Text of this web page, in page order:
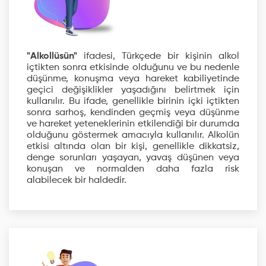
"Alkollüsün" ifadesi, Türkçede bir kişinin alkol
içtikten sonra etkisinde olduğunu ve bu nedenle
düşünme, konuşma veya hareket kabiliyetinde
geçici değişiklikler yaşadığını belirtmek için
kullanılır. Bu ifade, genellikle birinin içki içtikten
sonra sarhoş, kendinden geçmiş veya düşünme
ve hareket yeteneklerinin etkilendiği bir durumda
olduğunu göstermek amacıyla kullanılır. Alkolün
etkisi altında olan bir kişi, genellikle dikkatsiz,
denge sorunları yaşayan, yavaş düşünen veya
konuşan ve normalden daha fazla risk
alabilecek bir haldedir.